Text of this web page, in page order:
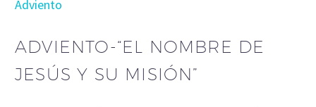
Adviento
ADVIENTO-“EL NOMBRE DE
JESÚS Y SU MISIÓN”